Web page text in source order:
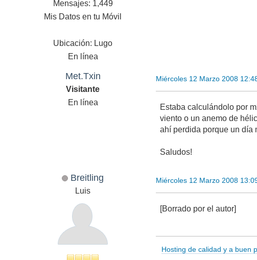
Mensajes: 1,449
Mis Datos en tu Móvil
Ubicación: Lugo
En línea
Met.Txin
Visitante
En línea
Miércoles 12 Marzo 2008
Estaba calculándolo por
viento o un anemo de
ahí perdida porque un día
Saludos!
Breitling
Luis
Miércoles 12 Marzo 2008
[Borrado por el autor]
Hosting de calidad y a buen